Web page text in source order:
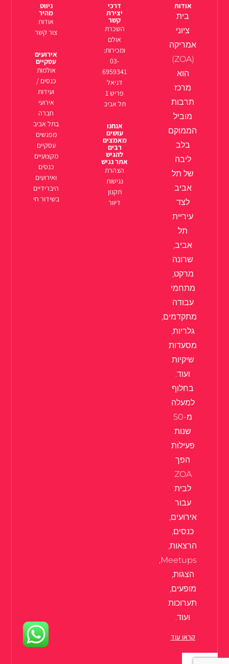
אודות
בית
ציוני
אמריקה
(ZOA)
הוא
מרכז
תרבות
מוביל
הממוקם
בלב
ליבה
של תל
אביב
לצד
עיריית
תל
אביב,
שרונה
מרקט,
מתחמי
עבודה
מתקדמים,
גלריות,
מסעדות
שיקיות
ועוד.
בחלוף
למעלה
מ-50
שנות
פעילות
הפך
ZOA
לבית
עבור
אירועים,
כנסים,
הרצאות,
Meetups,
הצגות,
מופעים,
תערוכות
ועוד.
קראו עוד
דרכי
יצירת
קשר
השכרת
אולם
ומכירות:
03-
6959341
דניאל
פריש 1
תל אביב
אנחנו
עושים
מאמצים
רבים
להגיש
אתר נגיש
הצהרת
נגישות
תקנון
דיוור
ניווט
מהיר
אודות
צור קשר
אירועים
עסקיים
אולמות
כנסים /
ועידות
אירועי
חברה
בתל אביב
מפגשים
עסקיים
מקצועיים
כנסים
ואירועים
היברידיים
בשידור חי